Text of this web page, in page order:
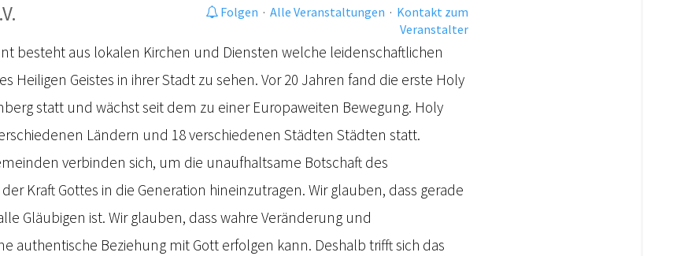
Folgen · Alle Veranstaltungen · Kontakt zum
Veranstalter
besteht aus lokalen Kirchen und Diensten welche leidenschaftlichen
Heiligen Geistes in ihrer Stadt zu sehen. Vor 20 Jahren fand die erste Holy
statt und wächst seit dem zu einer Europaweiten Bewegung. Holy
Ländern und 18 verschiedenen Städten Städten statt.
verbinden sich, um die unaufhaltsame Botschaft des
Kraft Gottes in die Generation hineinzutragen. Wir glauben, dass gerade
Gläubigen ist. Wir glauben, dass wahre Veränderung und
authentische Beziehung mit Gott erfolgen kann. Deshalb trifft sich das